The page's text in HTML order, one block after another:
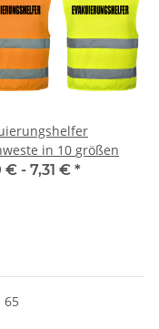
Warnweste in 10 größen
€ - 7,31 € *
65